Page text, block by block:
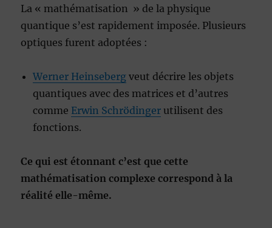
La « mathématisation » de la physique
quantique s’est rapidement imposée. Plusieurs
optiques furent adoptées :
Werner Heinseberg veut décrire les objets
quantiques avec des matrices et d’autres
comme Erwin Schrödinger utilisent des
fonctions.
Ce qui est étonnant c’est que cette
mathématisation complexe correspond à la
réalité elle-même.